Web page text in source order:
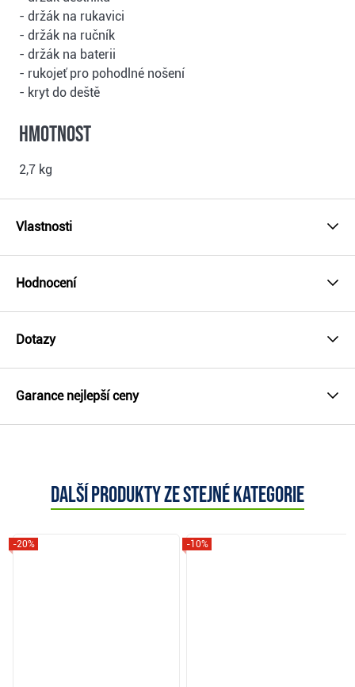
- držák na rukavici
- držák na ručník
- držák na baterii
- rukojeť pro pohodlné nošení
- kryt do deště
Hmotnost
2,7 kg
Vlastnosti
Hodnocení
Dotazy
Garance nejlepší ceny
Další produkty ze stejné kategorie
-20% -10%